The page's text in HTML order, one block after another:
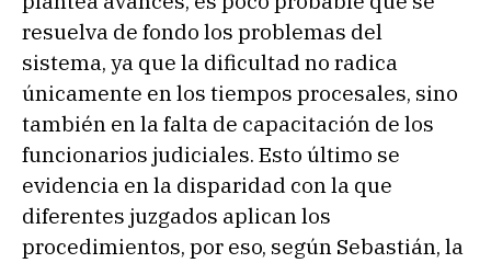
resuelva de fondo los problemas del
sistema, ya que la dificultad no radica
únicamente en los tiempos procesales, sino
también en la falta de capacitación de los
funcionarios judiciales. Esto último se
evidencia en la disparidad con la que
diferentes juzgados aplican los
procedimientos, por eso, según Sebastián, la